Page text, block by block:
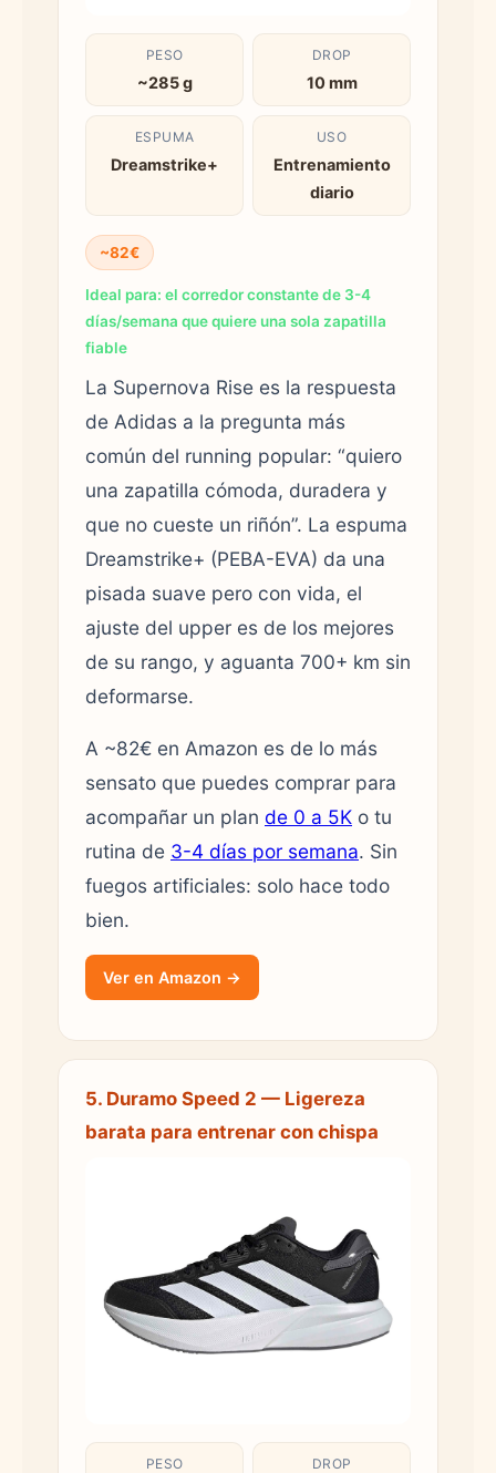
PESO
~285 g
DROP
10 mm
ESPUMA
Dreamstrike+
USO
Entrenamiento
diario
~82€
Ideal para: el corredor constante de 3-4
días/semana que quiere una sola zapatilla
fiable
La Supernova Rise es la respuesta
de Adidas a la pregunta más
común del running popular: “quiero
una zapatilla cómoda, duradera y
que no cueste un riñón”. La espuma
Dreamstrike+ (PEBA-EVA) da una
pisada suave pero con vida, el
ajuste del upper es de los mejores
de su rango, y aguanta 700+ km sin
deformarse.
A ~82€ en Amazon es de lo más
sensato que puedes comprar para
acompañar un plan de 0 a 5K o tu
rutina de 3-4 días por semana. Sin
fuegos artificiales: solo hace todo
bien.
Ver en Amazon →
5. Duramo Speed 2 — Ligereza
barata para entrenar con chispa
PESO DROP